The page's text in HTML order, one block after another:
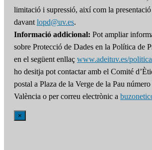
limitació i supressió, així com la
davant lopd@uv.es.
Informació addicional: Pot ampliar
sobre Protecció de Dades en la Política de
en el següent enllaç www.adeituv.es/
ho desitja pot contactar amb el Comité
postal a Plaza de la Verge de la Pau
València o per correu electrònic a
×